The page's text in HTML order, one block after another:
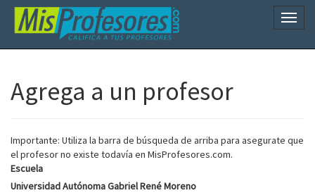
Agrega a un profesor
Importante: Utiliza la barra de búsqueda de arriba para asegurate que
el profesor no existe todavía en MisProfesores.com.
Escuela
Universidad Autónoma Gabriel René Moreno